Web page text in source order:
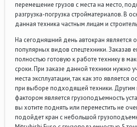
перемещение грузов с места на место,
разгрузка-погрузка стройматериалов. В
данная техника частным лицам и
На сегодняшний день автокран является
популярных видов спецтехники. Заказав
полностью готовую к работе технику в
сроки. При заказе данной техники нужно
места эксплуатации, так как это является
при выборе подходящей техники.
фактором является грузоподъемность
вы хотите поднять или переместить не
подойдет кран с небольшой